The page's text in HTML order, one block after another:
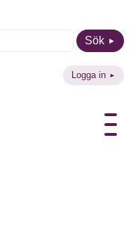
Sök
Logga in